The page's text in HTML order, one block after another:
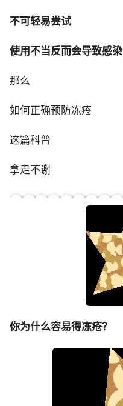
不可轻易尝试
使用不当反而会导致感染
那么
如何正确预防冻疮
这篇科普
拿走不谢
你为什么容易得冻疮？